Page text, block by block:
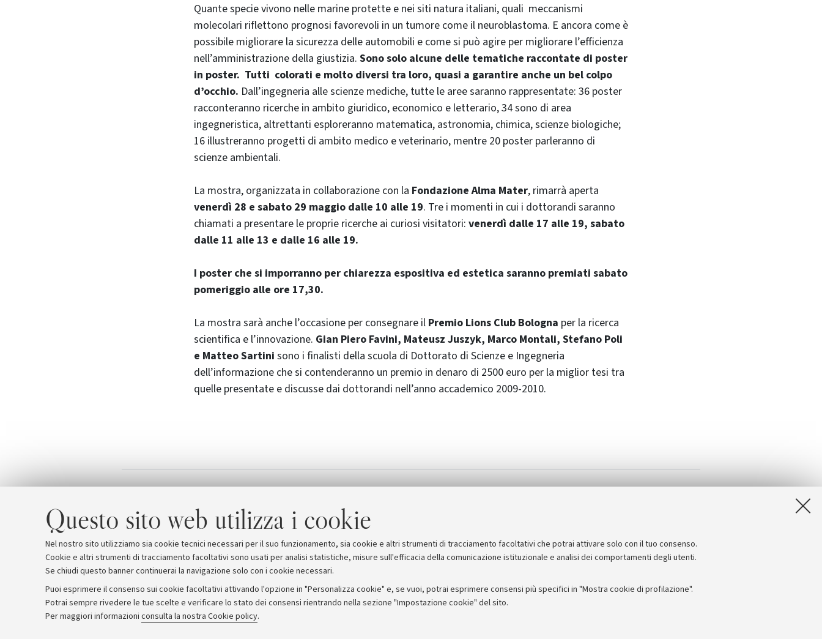
Questo sito web utilizza i cookie
Nel nostro sito utilizziamo sia cookie tecnici necessari per il suo funzionamento, sia cookie e altri strumenti di tracciamento facoltativi che potrai attivare solo con il tuo consenso.
Cookie e altri strumenti di tracciamento facoltativi sono usati per analisi statistiche, misure sull'efficacia della comunicazione istituzionale e analisi dei comportamenti degli utenti.
Se chiudi questo banner continuerai la navigazione solo con i cookie necessari.
Puoi esprimere il consenso sui cookie facoltativi attivando l'opzione in "Personalizza cookie" e, se vuoi, potrai esprimere consensi più specifici in "Mostra cookie di profilazione".
Potrai sempre rivedere le tue scelte e verificare lo stato dei consensi rientrando nella sezione "Impostazione cookie" del sito.
Per maggiori informazioni consulta la nostra Cookie policy.
Quante specie vivono nelle marine protette e nei siti natura italiani, quali meccanismi
molecolari riflettono prognosi favorevoli in un tumore come il neuroblastoma. E ancora come è
possibile migliorare la sicurezza delle automobili e come si può agire per migliorare l’efficienza
nell’amministrazione della giustizia. Sono solo alcune delle tematiche raccontate di poster
in poster. Tutti colorati e molto diversi tra loro, quasi a garantire anche un bel colpo
d’occhio. Dall’ingegneria alle scienze mediche, tutte le aree saranno rappresentate: 36 poster
racconteranno ricerche in ambito giuridico, economico e letterario, 34 sono di area
ingegneristica, altrettanti esploreranno matematica, astronomia, chimica, scienze biologiche;
16 illustreranno progetti di ambito medico e veterinario, mentre 20 poster parleranno di
scienze ambientali.
La mostra, organizzata in collaborazione con la Fondazione Alma Mater, rimarrà aperta
venerdì 28 e sabato 29 maggio dalle 10 alle 19. Tre i momenti in cui i dottorandi saranno
chiamati a presentare le proprie ricerche ai curiosi visitatori: venerdì dalle 17 alle 19, sabato
dalle 11 alle 13 e dalle 16 alle 19.
I poster che si imporranno per chiarezza espositiva ed estetica saranno premiati sabato
pomeriggio alle ore 17,30.
La mostra sarà anche l’occasione per consegnare il Premio Lions Club Bologna per la ricerca
scientifica e l’innovazione. Gian Piero Favini, Mateusz Juszyk, Marco Montali, Stefano Poli
e Matteo Sartini sono i finalisti della scuola di Dottorato di Scienze e Ingegneria
dell’informazione che si contenderanno un premio in denaro di 2500 euro per la miglior tesi tra
quelle presentate e discusse dai dottorandi nell’anno accademico 2009-2010.
Allegati
Archivio Comunicati stampa Redazione Rassegna stampa